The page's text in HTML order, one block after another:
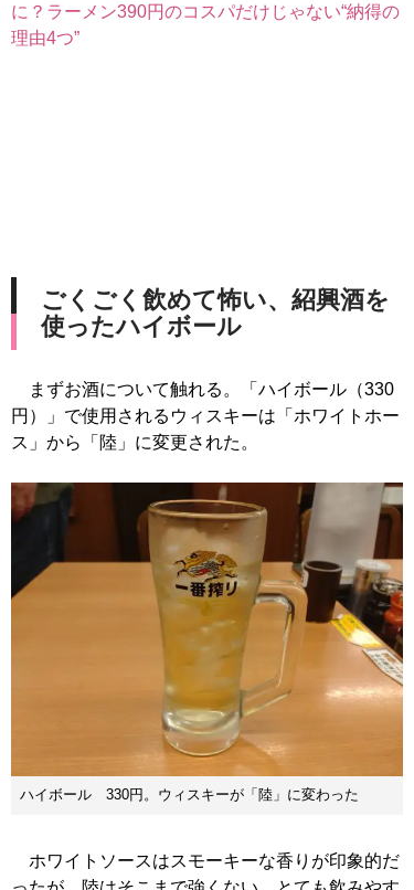
に？ラーメン390円のコスパだけじゃない“納得の
理由4つ”
ごくごく飲めて怖い、紹興酒を
使ったハイボール
まずお酒について触れる。「ハイボール（330
円）」で使用されるウィスキーは「ホワイトホー
ス」から「陸」に変更された。
ハイボール 330円。ウィスキーが「陸」に変わった
ホワイトソースはスモーキーな香りが印象的だ